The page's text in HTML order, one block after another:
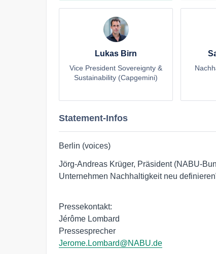
Lukas Birn
Vice President Sovereignty &
Sustainability (Capgemini)
Statement-Infos
Berlin (voices)
Jörg-Andreas Krüger, Präsident (NABU-
Unternehmen Nachhaltigkeit neu
Pressekontakt:
Jérôme Lombard
Pressesprecher
Jerome.Lombard@NABU.de